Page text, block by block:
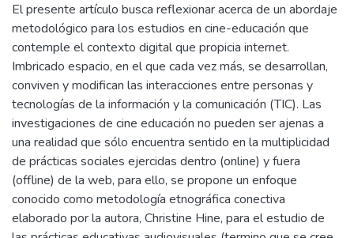
El presente artículo busca reflexionar acerca de un abordaje
metodológico para los estudios en cine-educación que
contemple el contexto digital que propicia internet.
Imbricado espacio, en el que cada vez más, se desarrollan,
conviven y modifican las interacciones entre personas y
tecnologías de la información y la comunicación (TIC). Las
investigaciones de cine educación no pueden ser ajenas a
una realidad que sólo encuentra sentido en la multiplicidad
de prácticas sociales ejercidas dentro (online) y fuera
(offline) de la web, para ello, se propone un enfoque
conocido como metodología etnográfica conectiva
elaborado por la autora, Christine Hine, para el estudio de